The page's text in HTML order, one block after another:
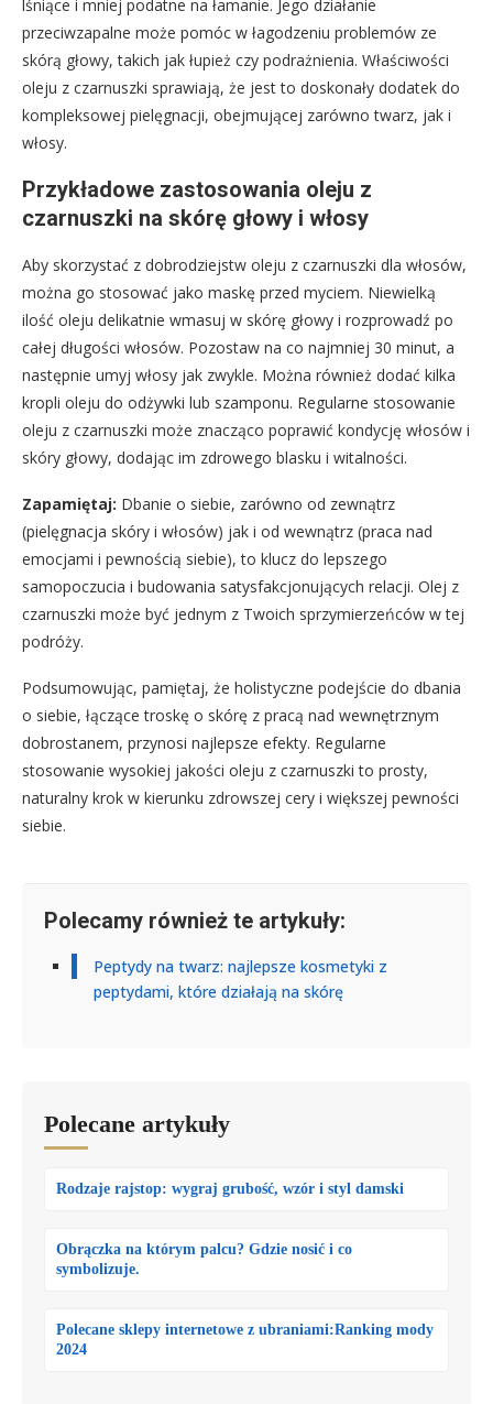
lśniące i mniej podatne na łamanie. Jego działanie
przeciwzapalne może pomóc w łagodzeniu problemów ze
skórą głowy, takich jak łupież czy podrażnienia. Właściwości
oleju z czarnuszki sprawiają, że jest to doskonały dodatek do
kompleksowej pielęgnacji, obejmującej zarówno twarz, jak i
włosy.
Przykładowe zastosowania oleju z
czarnuszki na skórę głowy i włosy
Aby skorzystać z dobrodziejstw oleju z czarnuszki dla włosów,
można go stosować jako maskę przed myciem. Niewielką
ilość oleju delikatnie wmasuj w skórę głowy i rozprowadź po
całej długości włosów. Pozostaw na co najmniej 30 minut, a
następnie umyj włosy jak zwykle. Można również dodać kilka
kropli oleju do odżywki lub szamponu. Regularne stosowanie
oleju z czarnuszki może znacząco poprawić kondycję włosów i
skóry głowy, dodając im zdrowego blasku i witalności.
Zapamiętaj: Dbanie o siebie, zarówno od zewnątrz
(pielęgnacja skóry i włosów) jak i od wewnątrz (praca nad
emocjami i pewnością siebie), to klucz do lepszego
samopoczucia i budowania satysfakcjonujących relacji. Olej z
czarnuszki może być jednym z Twoich sprzymierzeńców w tej
podróży.
Podsumowując, pamiętaj, że holistyczne podejście do dbania
o siebie, łączące troskę o skórę z pracą nad wewnętrznym
dobrostanem, przynosi najlepsze efekty. Regularne
stosowanie wysokiej jakości oleju z czarnuszki to prosty,
naturalny krok w kierunku zdrowszej cery i większej pewności
siebie.
Polecamy również te artykuły:
Peptydy na twarz: najlepsze kosmetyki z
peptydami, które działają na skórę
Polecane artykuły
Rodzaje rajstop: wygraj grubość, wzór i styl damski
Obrączka na którym palcu? Gdzie nosić i co
symbolizuje.
Polecane sklepy internetowe z ubraniami:Ranking mody
2024